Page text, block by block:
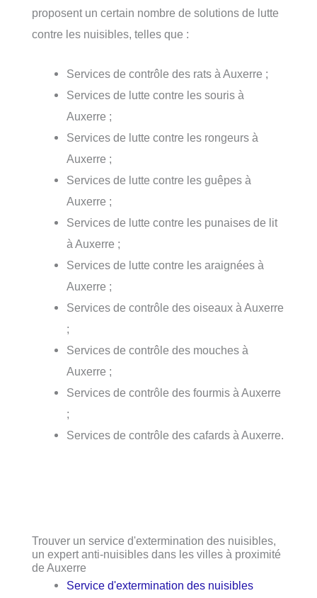
proposent un certain nombre de solutions de lutte
contre les nuisibles, telles que :
Services de contrôle des rats à Auxerre ;
Services de lutte contre les souris à
Auxerre ;
Services de lutte contre les rongeurs à
Auxerre ;
Services de lutte contre les guêpes à
Auxerre ;
Services de lutte contre les punaises de lit
à Auxerre ;
Services de lutte contre les araignées à
Auxerre ;
Services de contrôle des oiseaux à Auxerre
;
Services de contrôle des mouches à
Auxerre ;
Services de contrôle des fourmis à Auxerre
;
Services de contrôle des cafards à Auxerre.
Trouver un service d'extermination des nuisibles,
un expert anti-nuisibles dans les villes à proximité
de Auxerre
Service d'extermination des nuisibles